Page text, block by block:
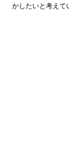
かしたいと考えて